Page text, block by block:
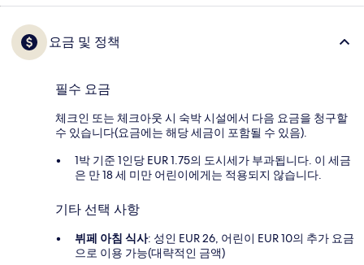
요금 및 정책
필수 요금
체크인 또는 체크아웃 시 숙박 시설에서 다음 요금을 청구할
수 있습니다(요금에는 해당 세금이 포함될 수 있음).
1박 기준 1인당 EUR 1.75의 도시세가 부과됩니다. 이 세금
은 만 18 세 미만 어린이에게는 적용되지 않습니다.
기타 선택 사항
뷔페 아침 식사: 성인 EUR 26, 어린이 EUR 10의 추가 요금
으로 이용 가능(대략적인 금액)